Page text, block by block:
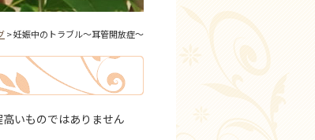
> 妊娠中のトラブル～耳管開放症～
いものではありません